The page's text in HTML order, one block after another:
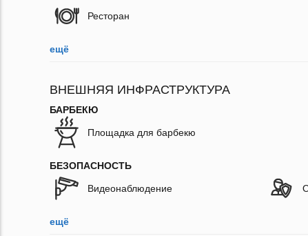
Ресторан
ещё
ВНЕШНЯЯ ИНФРАСТРУКТУРА
БАРБЕКЮ
Площадка для барбекю
БЕЗОПАСНОСТЬ
Видеонаблюдение
ещё